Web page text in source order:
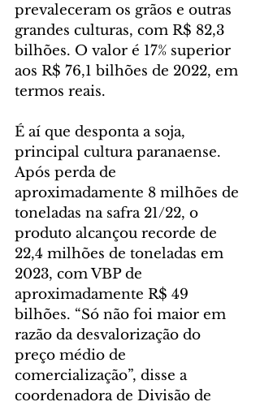
prevaleceram os grãos e outras
grandes culturas, com R$ 82,3
bilhões. O valor é 17% superior
aos R$ 76,1 bilhões de 2022, em
termos reais.
É aí que desponta a soja,
principal cultura paranaense.
Após perda de
aproximadamente 8 milhões de
toneladas na safra 21/22, o
produto alcançou recorde de
22,4 milhões de toneladas em
2023, com VBP de
aproximadamente R$ 49
bilhões. “Só não foi maior em
razão da desvalorização do
preço médio de
comercialização”, disse a
coordenadora de Divisão de